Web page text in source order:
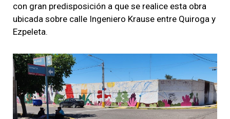
con gran predisposición a que se realice esta obra
ubicada sobre calle Ingeniero Krause entre Quiroga y
Ezpeleta.